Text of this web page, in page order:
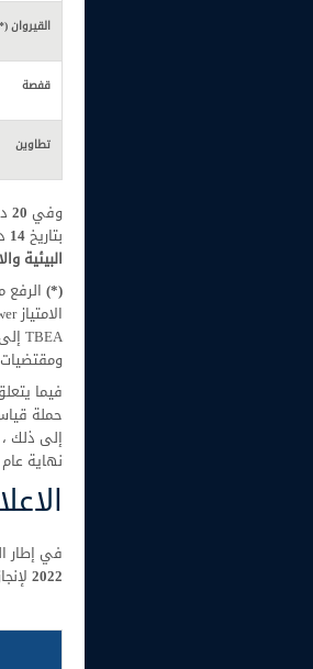
القيروان
قفصة
تطاوين
وفي 20 ديسمبر
بتاريخ14
البيئية
(*)
ومقتضيات القانون عدد 12 لسنة المتعلق بإنتاج
نهاية عام 2023.
في إطار
2022